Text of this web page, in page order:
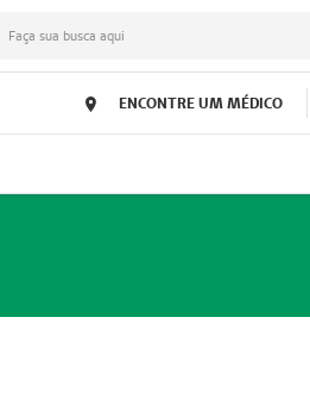
Faça sua busca aqui
ENCONTRE UM MÉDICO